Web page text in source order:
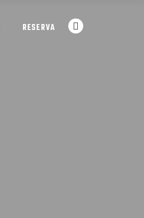
RESERVA